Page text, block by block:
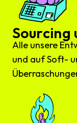
Sourcing
Alle unsere
und auf Soft-